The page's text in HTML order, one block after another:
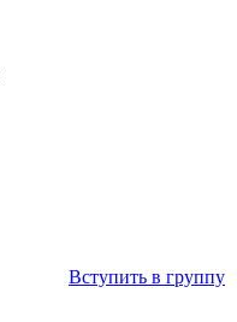
Вступить в группу